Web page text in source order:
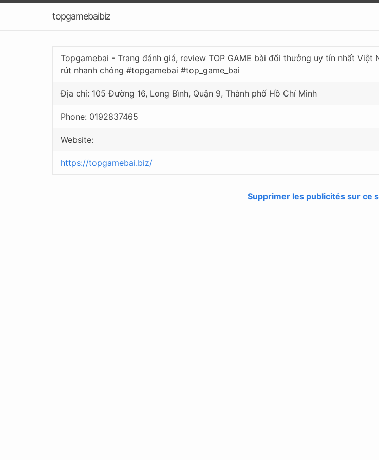
topgamebaibiz
Topgamebai - Trang đánh giá, review TOP GAME bài đổi thưởng uy tín nhất
rút nhanh chóng #topgamebai #top_game_bai
Địa chỉ: 105 Đường 16, Long Bình, Quận 9, Thành phố Hồ Chí Minh
Phone: 0192837465
Website:
https://topgamebai.biz/
Supprimer les publicités sur ce